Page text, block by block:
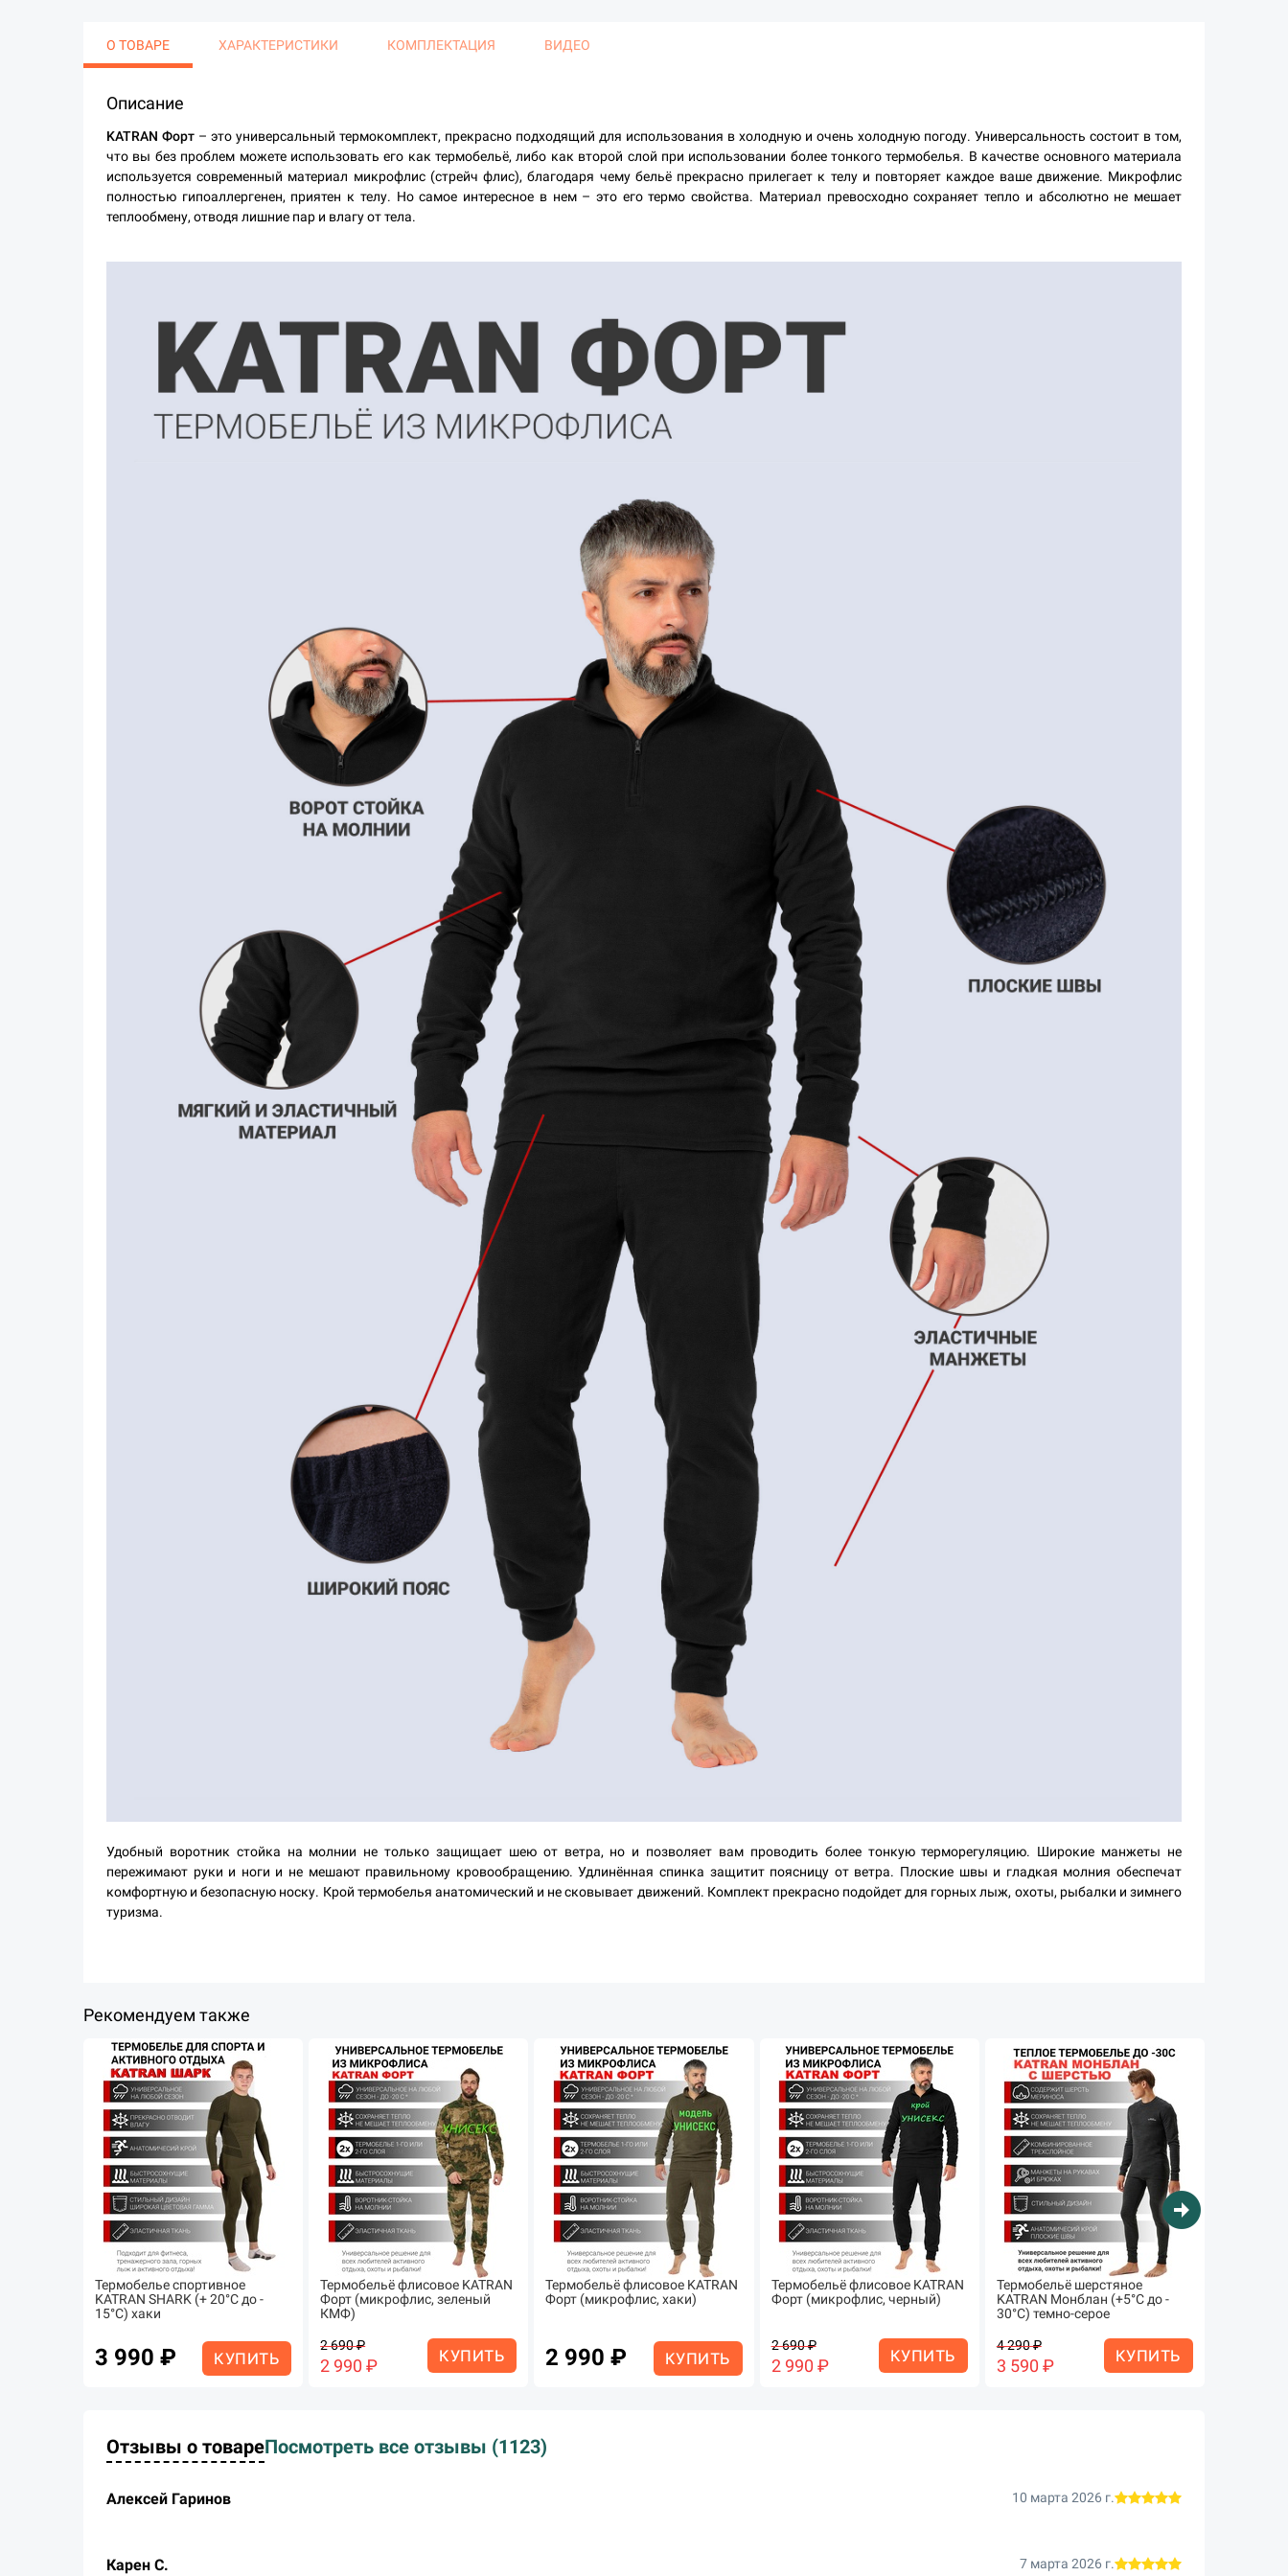
О ТОВАРЕ ХАРАКТЕРИСТИКИ КОМПЛЕКТАЦИЯ ВИДЕО
Описание
KATRAN Форт – это универсальный термокомплект, прекрасно подходящий для использования в холодную и очень холодную погоду. Универсальность состоит в том,
что вы без проблем можете использовать его как термобельё, либо как второй слой при использовании более тонкого термобелья. В качестве основного материала
используется современный материал микрофлис (стрейч флис), благодаря чему бельё прекрасно прилегает к телу и повторяет каждое ваше движение. Микрофлис
полностью гипоаллергенен, приятен к телу. Но самое интересное в нем – это его термо свойства. Материал превосходно сохраняет тепло и абсолютно не мешает
теплообмену, отводя лишние пар и влагу от тела.
Удобный воротник стойка на молнии не только защищает шею от ветра, но и позволяет вам проводить более тонкую терморегуляцию. Широкие манжеты не
пережимают руки и ноги и не мешают правильному кровообращению. Удлинённая спинка защитит поясницу от ветра. Плоские швы и гладкая молния обеспечат
комфортную и безопасную носку. Крой термобелья анатомический и не сковывает движений. Комплект прекрасно подойдет для горных лыж, охоты, рыбалки и зимнего
туризма.
Рекомендуем также
Термобелье спортивное
KATRAN SHARK (+ 20°С до -
15°С) хаки
3 990 ₽ КУПИТЬ
Термобельё флисовое KATRAN
Форт (микрофлис, зеленый
КМФ)
2 690 ₽
2 990 ₽ КУПИТЬ
Термобельё флисовое KATRAN
Форт (микрофлис, хаки)
2 990 ₽ КУПИТЬ
Термобельё флисовое KATRAN
Форт (микрофлис, черный)
2 690 ₽
2 990 ₽ КУПИТЬ
Термобельё шерстяное
KATRAN Монблан (+5°С до -
30°С) темно-серое
4 290 ₽
3 590 ₽ КУПИТЬ
arrow_circle_right
Отзывы о товареПосмотреть все отзывы (1123)
Алексей Гаринов 10 марта 2026 г.
Карен С. 7 марта 2026 г.